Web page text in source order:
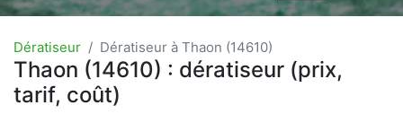
Dératiseur Dératiseur à Thaon (14610)
Thaon (14610) : dératiseur (prix,
tarif, coût)